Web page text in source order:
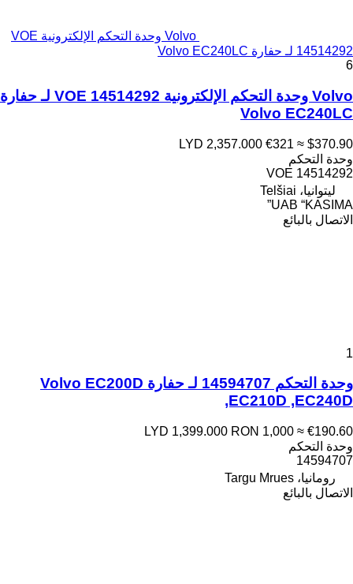
Volvo وحدة التحكم الإلكترونية VOE
14514292 لـ حفارة Volvo EC240LC
6
Volvo وحدة التحكم الإلكترونية VOE 14514292 لـ حفارة
Volvo EC240LC
LYD 2,357.000 €321 ≈ $370.90
وحدة التحكم
VOE 14514292
ليتوانيا، Telšiai
UAB “KASIMA”
الاتصال بالبائع
1
وحدة التحكم 14594707 لـ حفارة Volvo EC200D
,EC210D ,EC240D
LYD 1,399.000 RON 1,000 ≈ €190.60
وحدة التحكم
14594707
رومانيا، Targu Mrues
الاتصال بالبائع